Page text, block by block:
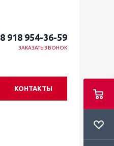
8 918 954-36-59
ЗАКАЗАТЬ ЗВОНОК
КОНТАКТЫ